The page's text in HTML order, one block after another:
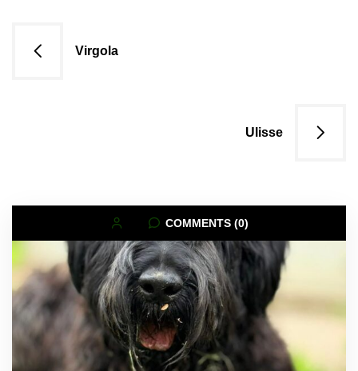
Navigazione
Virgola
Ulisse
COMMENTS (0)